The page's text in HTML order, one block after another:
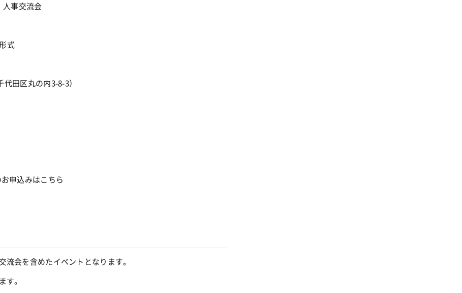
人事交流会
式
田区丸の内3-8-3）
申込みはこちら
会を含めたイベントとなります。
。